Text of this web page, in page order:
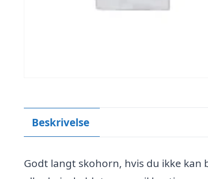
Beskrivelse
Godt langt skohorn, hvis du ikke kan